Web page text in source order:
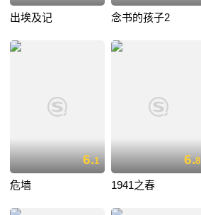
出埃及记 念书的孩子2
6.1
危墙
6.8
1941之春